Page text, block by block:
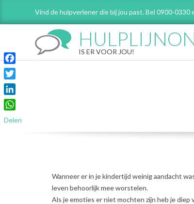
Vind de hulpverlener die bij jou past. Bel 0900-0330
IS ER VOOR JOU!
Wanneer er in je kindertijd weinig aandacht
leven behoorlijk mee worstelen.
Als je emoties er niet mochten zijn heb je diep
Facebook
Twitter
LinkedIn
WhatsApp
Delen